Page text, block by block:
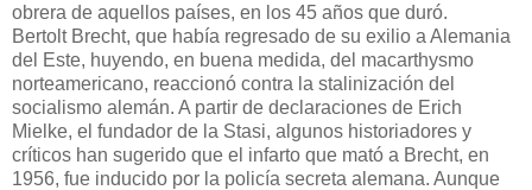
obrera de aquellos países, en los 45 años que duró.
Bertolt Brecht, que había regresado de su exilio a Alemania
del Este, huyendo, en buena medida, del macarthysmo
norteamericano, reaccionó contra la stalinización del
socialismo alemán. A partir de declaraciones de Erich
Mielke, el fundador de la Stasi, algunos historiadores y
críticos han sugerido que el infarto que mató a Brecht, en
1956, fue inducido por la policía secreta alemana. Aunque